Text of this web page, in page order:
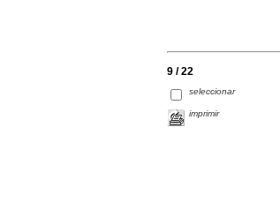
9 / 22
seleccionar
imprimir